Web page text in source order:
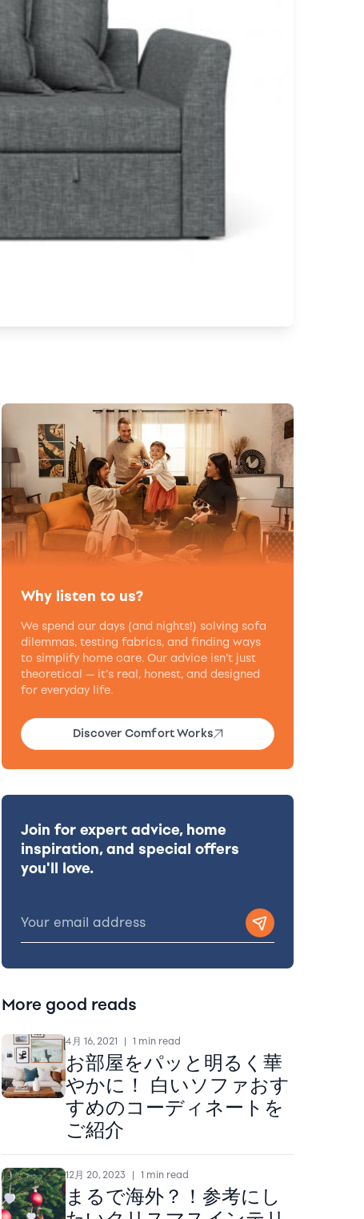
Why listen to us?
We spend our days (and nights!) solving sofa
dilemmas, testing fabrics, and finding ways
to simplify home care. Our advice isn’t just
theoretical — it’s real, honest, and designed
for everyday life.
Discover Comfort Works
Join for expert advice, home
inspiration, and special offers
you'll love.
More good reads
4月 16, 2021 | 1 min read
お部屋をパッと明るく華
やかに！ 白いソファおす
すめのコーディネートを
ご紹介
12月 20, 2023 | 1 min read
まるで海外？！参考にし